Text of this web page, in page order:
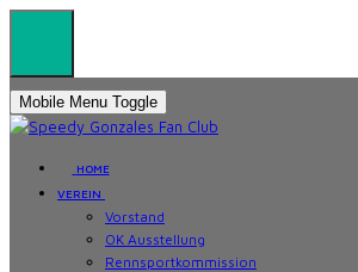
Mobile Menu Toggle
HOME
VEREIN
Vorstand
OK Ausstellung
Rennsportkommission